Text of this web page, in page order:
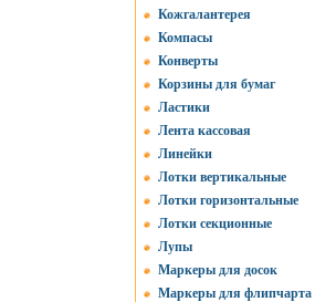
Кожгалантерея
Компасы
Конверты
Корзины для бумаг
Ластики
Лента кассовая
Линейки
Лотки вертикальные
Лотки горизонтальные
Лотки секционные
Лупы
Маркеры для досок
Маркеры для флипчарта